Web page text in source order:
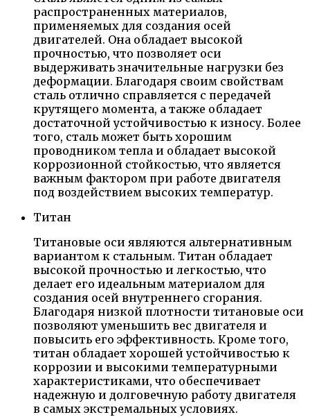
распространенных материалов,
применяемых для создания осей
двигателей. Она обладает высокой
прочностью, что позволяет оси
выдерживать значительные нагрузки без
деформации. Благодаря своим свойствам
сталь отлично справляется с передачей
крутящего момента, а также обладает
достаточной устойчивостью к износу. Более
того, сталь может быть хорошим
проводником тепла и обладает высокой
коррозионной стойкостью, что является
важным фактором при работе двигателя
под воздействием высоких температур.
Титан
Титановые оси являются альтернативным
вариантом к стальным. Титан обладает
высокой прочностью и легкостью, что
делает его идеальным материалом для
создания осей внутреннего сгорания.
Благодаря низкой плотности титановые оси
позволяют уменьшить вес двигателя и
повысить его эффективность. Кроме того,
титан обладает хорошей устойчивостью к
коррозии и высокими температурными
характеристиками, что обеспечивает
надежную и долговечную работу двигателя
в самых экстремальных условиях.